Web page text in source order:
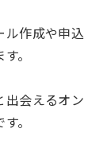
ル作成や申込
。
出会えるオン
。